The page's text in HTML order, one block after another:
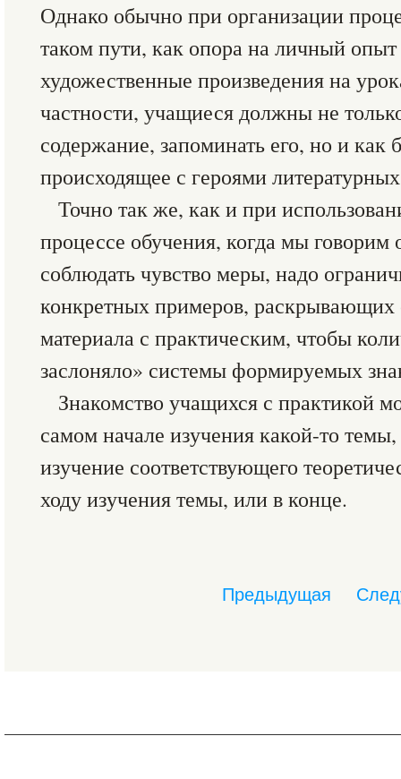
Однако обычно при организации
таком пути, как опора на личный
художественные произведения на
частности, учащиеся должны не
содержание, запоминать его, но и как
происходящее с героями
Точно так же, как и при
процессе обучения, когда мы говорим
соблюдать чувство меры, надо
конкретных примеров, раскрывающих
материала с практическим, чтобы
заслоняло» системы формируемых
Знакомство учащихся с практикой
самом начале изучения какой-то
изучение соответствующего
ходу изучения темы, или в конце.
Предыдущая